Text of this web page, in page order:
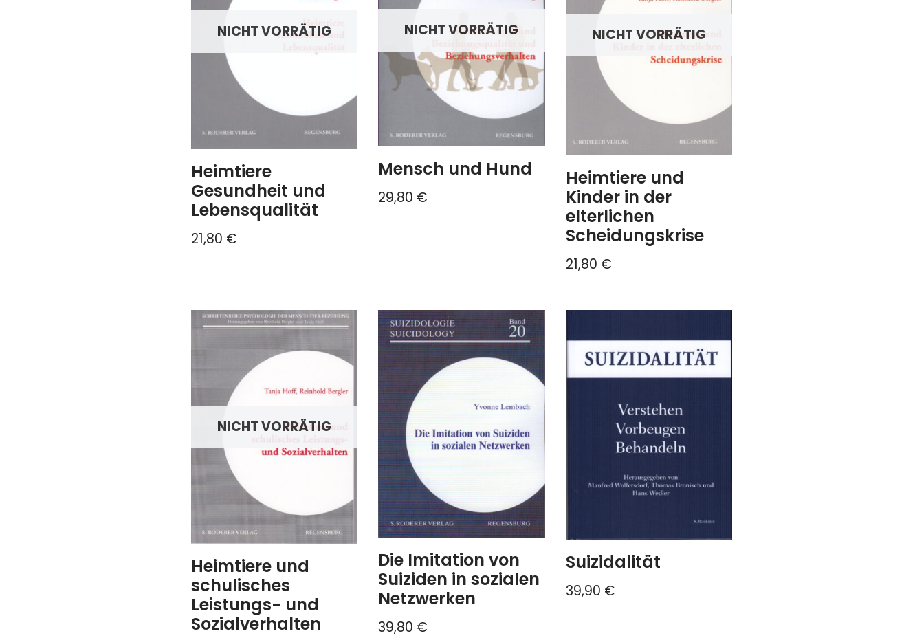
NICHT VORRÄTIG
Heimtiere
Gesundheit und
Lebensqualität
21,80 €
NICHT VORRÄTIG
Mensch und Hund
29,80 €
NICHT VORRÄTIG
Heimtiere und
Kinder in der
elterlichen
Scheidungskrise
21,80 €
NICHT VORRÄTIG
Heimtiere und
schulisches
Leistungs- und
Sozialverhalten
Die Imitation von
Suiziden in sozialen
Netzwerken
39,80 €
Suizidalität
39,90 €